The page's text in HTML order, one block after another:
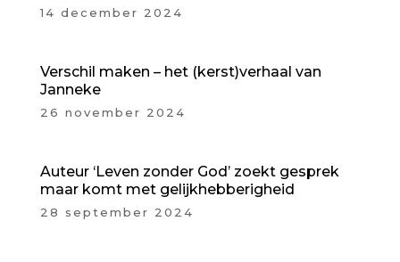
14 december 2024
Verschil maken – het (kerst)verhaal van
Janneke
26 november 2024
Auteur ‘Leven zonder God’ zoekt gesprek
maar komt met gelijkhebberigheid
28 september 2024